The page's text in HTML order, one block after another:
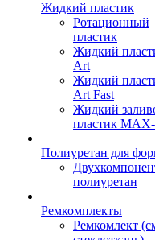
Жидкий пластик
Ротационный
пластик
Жидкий
Art
Жидкий
Art Fast
Жидкий
пластик
Полиуретан для
полиуретан
Ремкомплекты
Ремкомлект